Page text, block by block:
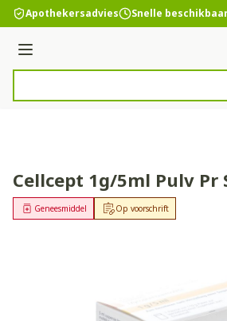
Ga naar de inhoud
Apothekersadvies Snelle
Menu
Cellcept 1g/5ml Pulv Pr
Op voorschrift
Geneesmiddel